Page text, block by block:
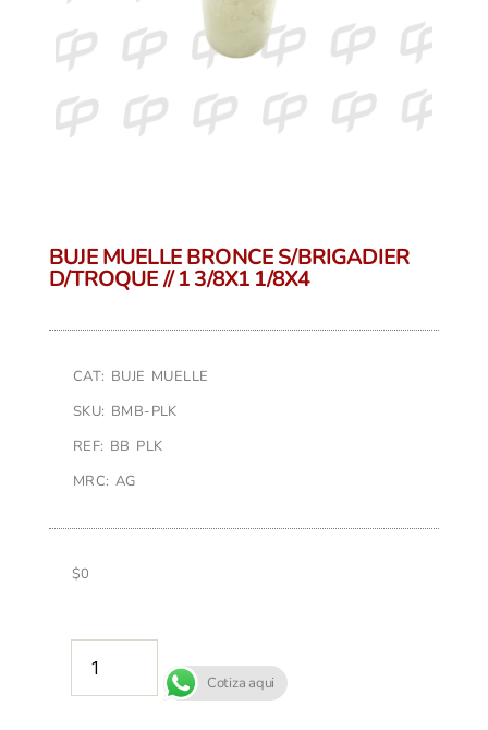
BUJE MUELLE BRONCE S/BRIGADIER
D/TROQUE // 1 3/8X1 1/8X4
CAT: BUJE MUELLE
SKU: BMB-PLK
REF: BB PLK
MRC: AG
$0
Cotiza aqui